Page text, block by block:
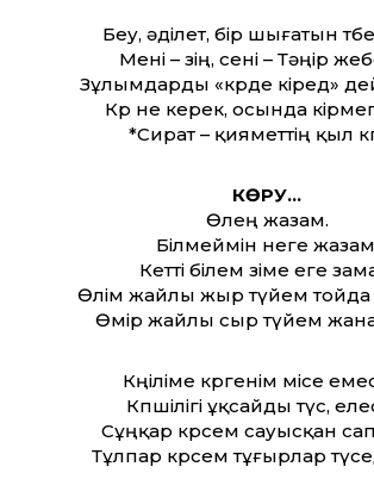
Беу, әділет, бір шығатын
Мені – өзің, сені – Тәңір
Зұлымдарды «көрде өкіред»
Көр не керек, осында
*Сират – қиямет­тің қыл
КӨРУ…
Өлең жазам.
Білмеймін неге
Кет­ті білем өзіме еге
Өлім жайлы жыр түйем
Өмір жайлы сыр түйем
Көңіліме көргенім місе
Көпшілігі ұқсайды түс,
Сұңқар көрсем сауысқан сап
Тұлпар көрсем тұғырлар